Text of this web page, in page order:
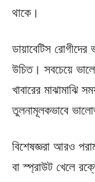
থাকে।
ডায়াবেটিস রোগীদের
উচিত। সবচেয়ে
খাবারের মাঝামাঝি
তুলনামূলকভাবে
বিশেষজ্ঞরা আরও
বা স্প্রাউট খেলে